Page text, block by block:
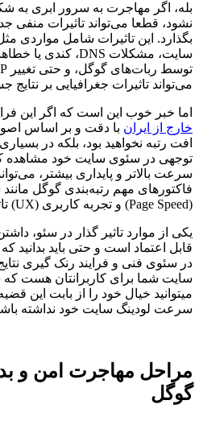
بله، اگر مهاجرت به سرور ابری به
نشود، قطعا می‌تواند تاثیرات
می‌تواند تاثیرات جغرافیایی بر
اما خبر خوب این است که اگر این
خارج از ایران با دقت و بر اساس
افت رتبه نخواهید بود، بلکه در
توجهی در سئوی سایت خود مشاهده
سرعت بالاتر و پایداری بیشتر،
فاکتورهای مهم رتبه‌بندی گوگل
(Page Speed) و تجربه کاربری (UX) تاثیر مثبت بگذارد.
یکی از موارد تاثیر گذار در سئو،
قابل اعتماد است و حتی باید بدانید که
در سئوی فنی و فرایند رنک گیری
سایت شما برای کاربرانتان هست
میتوانید خیال خود را از بابت این
سرعت لودینگ سایت خود نداشته
مراحل مهاجرت امن و
گوگل